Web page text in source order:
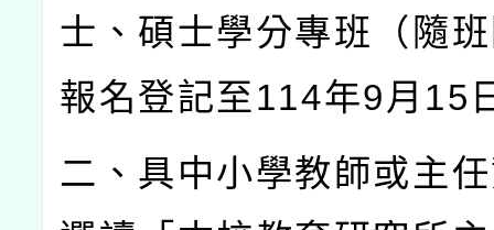
士、碩士學分專班（隨
報名登記至114年9月 15
二、具中小學教師或主